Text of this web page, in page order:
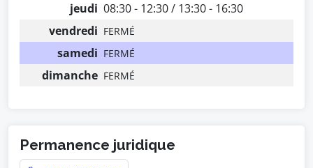
jeudi 08:30 - 12:30 / 13:30 - 16:30
vendredi FERMÉ
samedi FERMÉ
dimanche FERMÉ
Permanence juridique